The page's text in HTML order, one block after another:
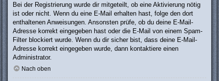
Bei der Registrierung wurde dir mitgeteilt, ob eine Aktivierung nötig
ist oder nicht. Wenn du eine E-Mail erhalten hast, folge den dort
enthaltenen Anweisungen. Ansonsten prüfe, ob du deine E-Mail-
Adresse korrekt eingegeben hast oder die E-Mail von einem Spam-
Filter blockiert wurde. Wenn du dir sicher bist, dass deine E-Mail-
Adresse korrekt eingegeben wurde, dann kontaktiere einen
Administrator.
Nach oben